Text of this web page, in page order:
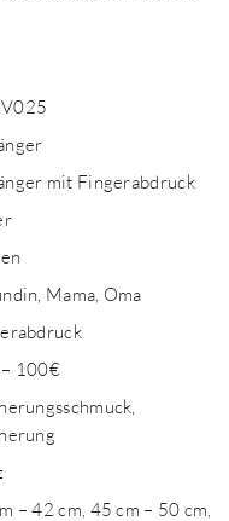
mit Fingerabdruck
Mama, Oma
100€
– 42 cm, 45 cm – 50 cm,